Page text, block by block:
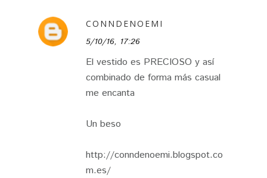
CONNDENOEMI
5/10/16, 17:26
El vestido es PRECIOSO y así
combinado de forma más casual
me encanta
Un beso
http://conndenoemi.blogspot.co
m.es/